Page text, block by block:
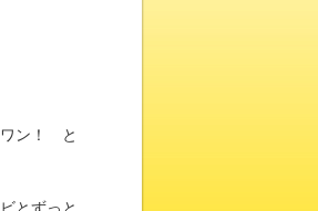
ワン！ と